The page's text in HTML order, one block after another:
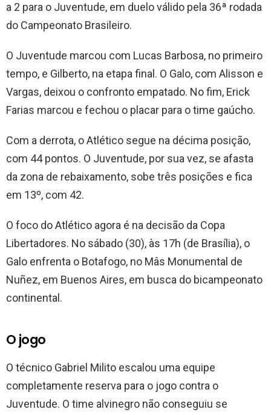
a 2 para o Juventude, em duelo válido pela 36ª rodada
do Campeonato Brasileiro.
O Juventude marcou com Lucas Barbosa, no primeiro
tempo, e Gilberto, na etapa final. O Galo, com Alisson e
Vargas, deixou o confronto empatado. No fim, Erick
Farias marcou e fechou o placar para o time gaúcho.
Com a derrota, o Atlético segue na décima posição,
com 44 pontos. O Juventude, por sua vez, se afasta
da zona de rebaixamento, sobe três posições e fica
em 13º, com 42.
O foco do Atlético agora é na decisão da Copa
Libertadores. No sábado (30), às 17h (de Brasília), o
Galo enfrenta o Botafogo, no Mâs Monumental de
Nuñez, em Buenos Aires, em busca do bicampeonato
continental.
O jogo
O técnico Gabriel Milito escalou uma equipe
completamente reserva para o jogo contra o
Juventude. O time alvinegro não conseguiu se